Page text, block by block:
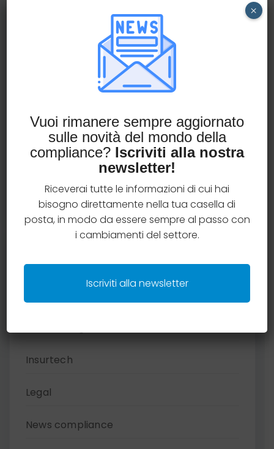
Richiedi una consulenza
gratuita
Hai qualche dubbio in materia di compliance
assicurativa?
Prenota una consulenza gratuita con il team
AssiCompliance e ottieni chiarimenti operativi
su una tematica specifica.
Prenota una consulenza
Insurtech
Legal
News compliance
Vuoi rimanere sempre aggiornato
sulle novità del mondo della
compliance? Iscriviti alla nostra
newsletter!
Riceverai tutte le informazioni di cui hai
bisogno direttamente nella tua casella di
posta, in modo da essere sempre al passo con
i cambiamenti del settore.
Iscriviti alla newsletter
×